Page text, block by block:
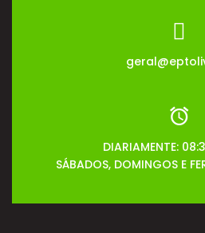
DIARIAMENTE:
SÁBADOS, DOMINGOS E